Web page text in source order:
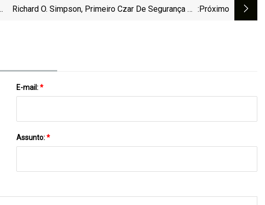
Richard O. Simpson, Primeiro Czar De Segurança De :próximo
E-mail:*
Assunto:*